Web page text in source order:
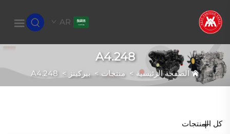
AR
A4.248
الصفحة الرئيسية >منتجات >بيركينز >
A4.248
كل المنتجات